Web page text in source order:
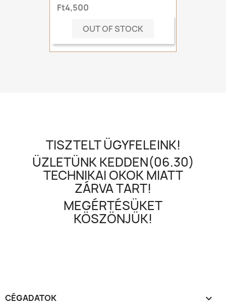
Ft4,500
OUT OF STOCK
TISZTELT ÜGYFELEINK!
ÜZLETÜNK KEDDEN(06.30)
TECHNIKAI OKOK MIATT
ZÁRVA TART!
MEGÉRTÉSÜKET
KÖSZÖNJÜK!
CÉGADATOK 